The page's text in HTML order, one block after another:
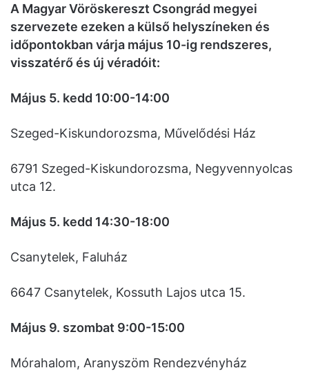
A Magyar Vöröskereszt Csongrád megyei
szervezete ezeken a külső helyszíneken és
időpontokban várja május 10-ig rendszeres,
visszatérő és új véradóit:
Május 5. kedd 10:00-14:00
Szeged-Kiskundorozsma, Művelődési Ház
6791 Szeged-Kiskundorozsma, Negyvennyolcas
utca 12.
Május 5. kedd 14:30-18:00
Csanytelek, Faluház
6647 Csanytelek, Kossuth Lajos utca 15.
Május 9. szombat 9:00-15:00
Mórahalom, Aranyszöm Rendezvényház